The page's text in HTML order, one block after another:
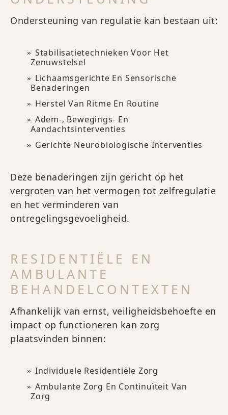
Ondersteuning van regulatie kan bestaan uit:
Stabilisatietechnieken Voor Het
Zenuwstelsel
Lichaamsgerichte En Sensorische
Benaderingen
Herstel Van Ritme En Routine
Adem-, Bewegings- En
Aandachtsinterventies
Gerichte Neurobiologische Interventies
Deze benaderingen zijn gericht op het
vergroten van het vermogen tot zelfregulatie
en het verminderen van
ontregelingsgevoeligheid.
RESIDENTIËLE EN
AMBULANTE
BEHANDELCONTEXTEN
Afhankelijk van ernst, veiligheidsbehoefte en
impact op functioneren kan zorg
plaatsvinden binnen:
Individuele Residentiële Zorg
Ambulante Zorg En Continuïteit Van
Zorg